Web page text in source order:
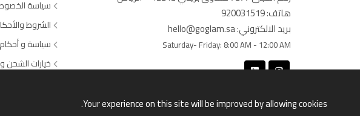
هاتف:920031519
بريد الالكتروني:hello@goglam.sa
Saturday- Friday: 8:00 AM - 12:00 AM
سياسة
الشروط
سياسة و
خيارات الشحن
Your experience on this site will be improved by allowing cookies.